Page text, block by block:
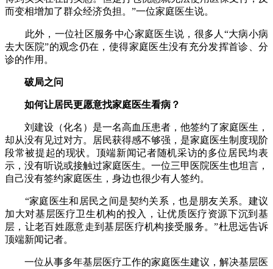
而变相增加了群众经济负担。”一位家庭医生说。
此外，一位社区服务中心家庭医生说，很多人“大病小病
去大医院”的观念仍在，使得家庭医生没有充分发挥首诊、分
诊的作用。
破局之问
如何让居民更愿意找家庭医生看病？
刘建设（化名）是一名高血压患者，他签约了家庭医生，
却从没有见过对方。居民获得感不够强，是家庭医生制度现阶
段常被提起的现状。顶端新闻记者随机采访的多位居民均表
示，没有听说或接触过家庭医生。一位三甲医院医生也坦言，
自己没有签约家庭医生，身边也很少有人签约。
“家庭医生和居民之间是契约关系，也是朋友关系。建议
加大对基层医疗卫生机构的投入，让优质医疗资源下沉到基
层，让老百姓愿意走到基层医疗机构接受服务。”杜思远告诉
顶端新闻记者。
一位从事多年基层医疗工作的家庭医生建议，解决基层医